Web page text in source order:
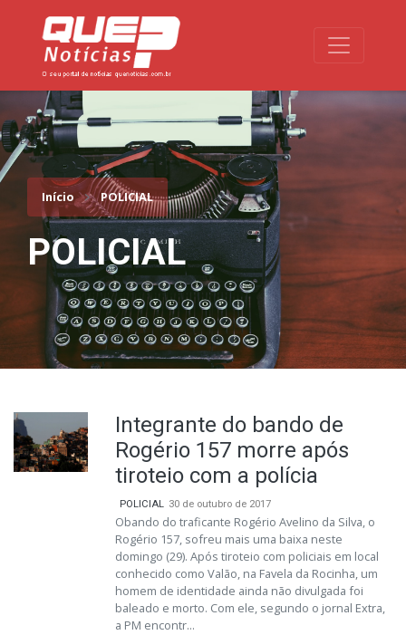
Toggle
Início POLICIAL
POLICIAL
Integrante do bando de
Rogério 157 morre após
tiroteio com a polícia
POLICIAL 30 de outubro de 2017
Obando do traficante Rogério Avelino da Silva, o
Rogério 157, sofreu mais uma baixa neste
domingo (29). Após tiroteio com policiais em local
conhecido como Valão, na Favela da Rocinha, um
homem de identidade ainda não divulgada foi
baleado e morto. Com ele, segundo o jornal Extra,
a PM encontr...